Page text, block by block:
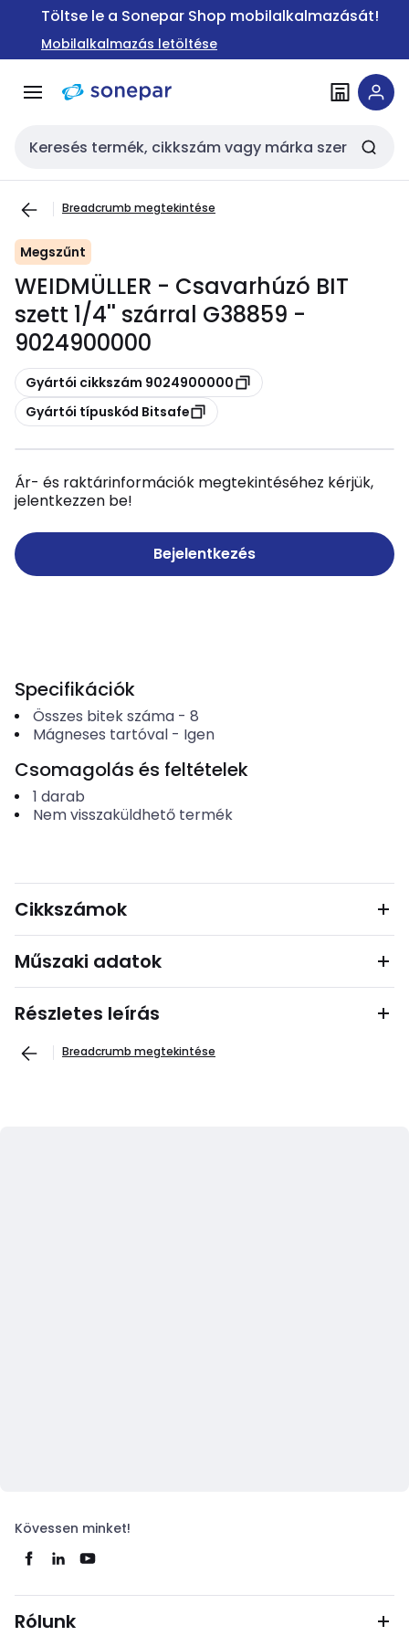
Ugrás a
Ugrás a
tartalomra
Töltse le a Sonepar Shop mobilalkalmazását!
Mobilalkalmazás letöltése
Keresési bemenet
Breadcrumb megtekintése
Megszűnt
WEIDMÜLLER - Csavarhúzó BIT
szett 1/4'' szárral G38859 -
9024900000
Másolás
Gyártói cikkszám 9024900000
Másolás
Gyártói típuskód Bitsafe
Ár- és raktárinformációk megtekintéséhez kérjük,
jelentkezzen be!
Bejelentkezés
Specifikációk
Összes bitek száma- 8
Mágneses tartóval- Igen
Csomagolás és feltételek
1 darab
Nem visszaküldhető termék
Cikkszámok
Műszaki adatok
Részletes leírás
Breadcrumb megtekintése
Kövessen minket!
Rólunk